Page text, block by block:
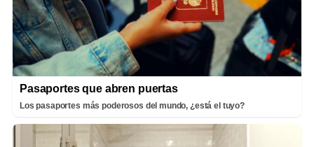
Pasaportes que abren puertas
Los pasaportes más poderosos del mundo, ¿está el tuyo?